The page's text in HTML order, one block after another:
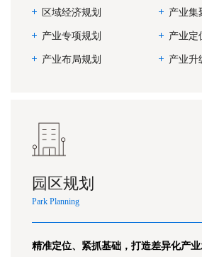
区域经济规划 产业集
产业专项规划 产业定
产业布局规划 产业升
园区规划
Park Planning
精准定位、紧抓基础，打造差异化产